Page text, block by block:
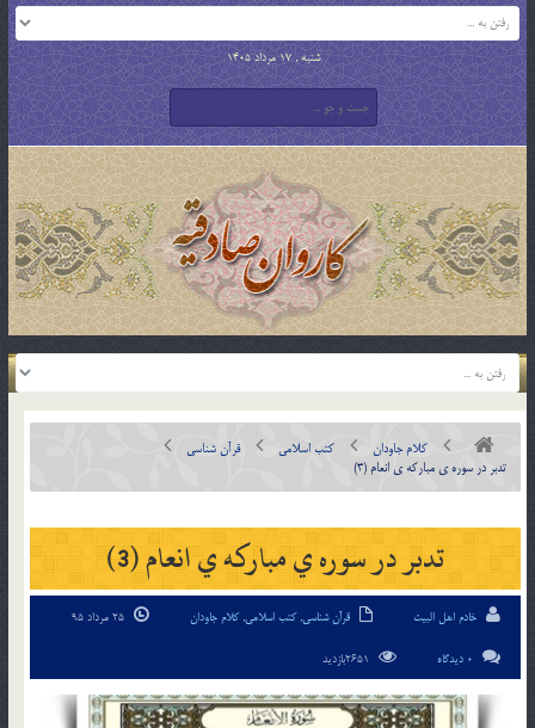
شنبه , 17 مرداد 1405
کلام جاودان کتب اسلامی
قرآن شناسی
تدبر در سوره ي مبارکه ي انعام (3)
تدبر در سوره ي مبارکه ي انعام (3)
خادم اهل البیت قرآن شناسی,کتب اسلامی,کلام جاودان
0 دیدگاه